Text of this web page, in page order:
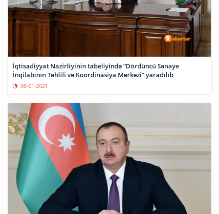
İqtisadiyyat Nazirliyinin tabeliyində “Dördüncü Sənaye
İnqilabının Təhlili və Koordinasiya Mərkəzi” yaradılıb
06-01-2021